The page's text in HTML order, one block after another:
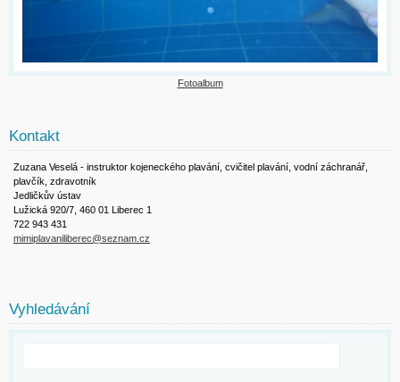
Fotoalbum
Kontakt
Zuzana Veselá - instruktor kojeneckého plavání, cvičitel plavání, vodní záchranář,
plavčík, zdravotník
Jedličkův ústav
Lužická 920/7, 460 01 Liberec 1
722 943 431
mimiplavaniliberec@seznam.cz
Vyhledávání